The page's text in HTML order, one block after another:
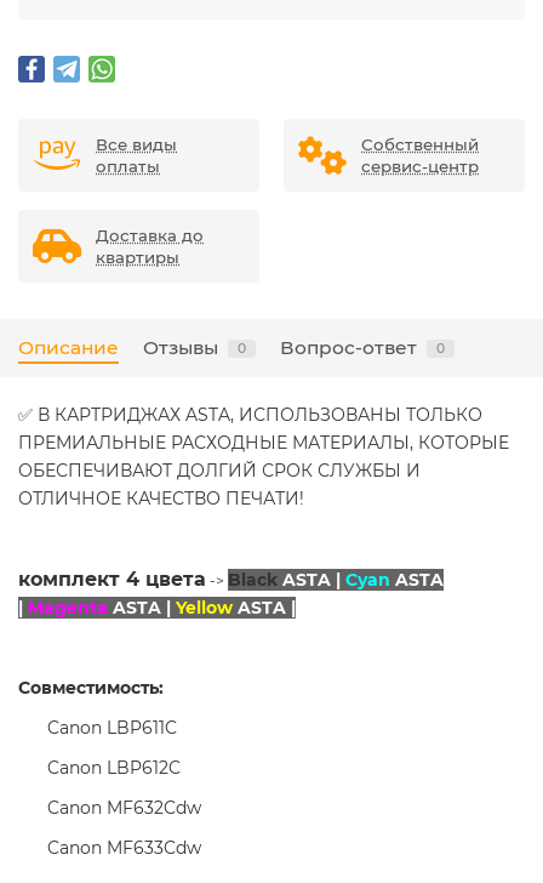
Все виды
оплаты
Собственный
сервис-центр
Доставка до
квартиры
Описание Отзывы 0 Вопрос-ответ 0
✅ В КАРТРИДЖАХ ASTA, ИСПОЛЬЗОВАНЫ ТОЛЬКО
ПРЕМИАЛЬНЫЕ РАСХОДНЫЕ МАТЕРИАЛЫ, КОТОРЫЕ
ОБЕСПЕЧИВАЮТ ДОЛГИЙ СРОК СЛУЖБЫ И
ОТЛИЧНОЕ КАЧЕСТВО ПЕЧАТИ!
комплект 4 цвета -> Black ASTA | Cyan ASTA
| Magenta ASTA | Yellow ASTA |
Совместимость:
Canon LBP611C
Canon LBP612C
Canon MF632Cdw
Canon MF633Cdw